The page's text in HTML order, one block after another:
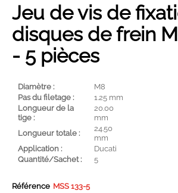
Jeu de vis de
disques de frein
- 5 pièces
Diamètre :
M8
Pas du filetage :
1.25 mm
Longueur de la
tige :
20.00
mm
Longueur totale :
24.50
mm
Application :
Ducati
Quantité/Sachet :
5
Référence MSS 133-5